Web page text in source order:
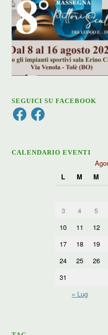
SEGUICI SU FACEBOOK
FacebookFacebook
CALENDARIO EVENTI
L
M M
3
4 5
10 11 12
17
18 19
24
25 26
31
« Lug